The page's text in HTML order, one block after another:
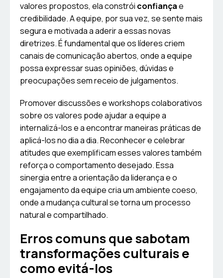
valores propostos, ela constrói confiançae
credibilidade. A equipe, por sua vez, se sente mais
segura e motivada a aderir a essas novas
diretrizes. É fundamental que os líderes criem
canais de comunicação abertos, onde a equipe
possa expressar suas opiniões, dúvidas e
preocupações sem receio de julgamentos.
Promover discussões e workshops colaborativos
sobre os valores pode ajudar a equipe a
internalizá-los e a encontrar maneiras práticas de
aplicá-los no dia a dia. Reconhecer e celebrar
atitudes que exemplificam esses valores também
reforça o comportamento desejado. Essa
sinergia entre a orientação da liderança e o
engajamento da equipe cria um ambiente coeso,
onde a mudança cultural se torna um processo
natural e compartilhado.
Erros comuns que sabotam
transformações culturais e
como evitá-los